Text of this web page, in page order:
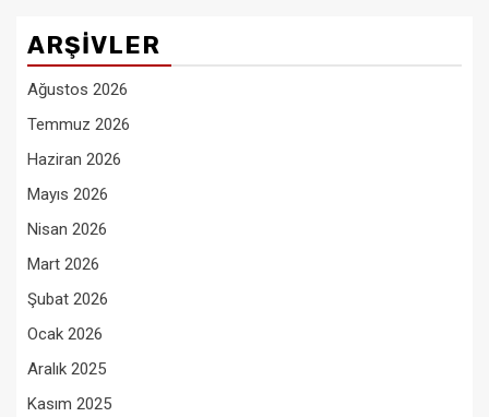
ARŞIVLER
Ağustos 2026
Temmuz 2026
Haziran 2026
Mayıs 2026
Nisan 2026
Mart 2026
Şubat 2026
Ocak 2026
Aralık 2025
Kasım 2025